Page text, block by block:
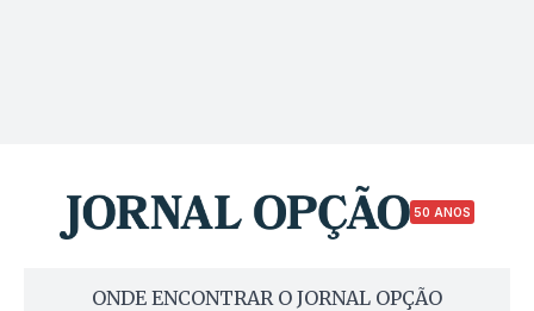
50 ANOS
ONDE ENCONTRAR O JORNAL OPÇÃO